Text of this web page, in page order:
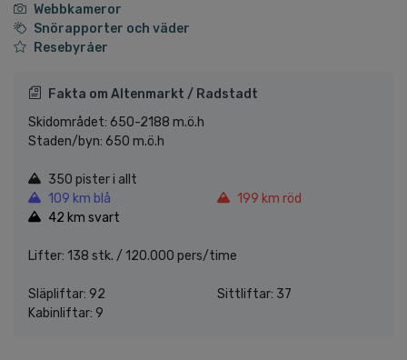
Webbkameror
Snörapporter och väder
Resebyråer
Fakta om Altenmarkt / Radstadt
Skidområdet: 650-2188 m.ö.h
Staden/byn: 650 m.ö.h
350 pister i allt
109 km blå
199 km röd
42 km svart
Lifter: 138 stk. / 120.000 pers/time
Släpliftar: 92
Sittliftar: 37
Kabinliftar: 9